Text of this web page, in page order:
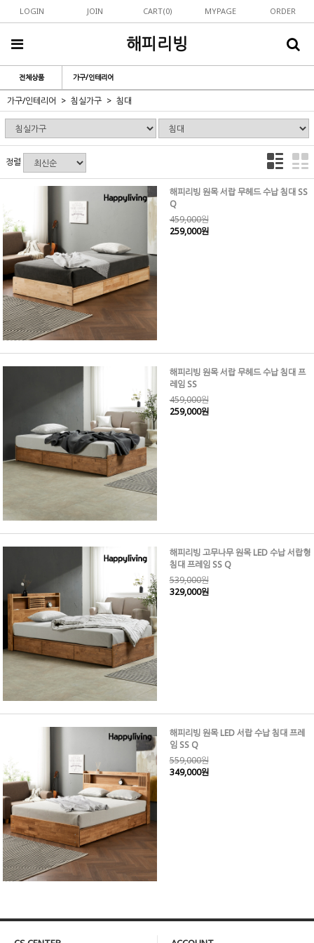
LOGIN JOIN CART(0) MYPAGE ORDER
해피리빙
전체상품 가구/인테리어
가구/인테리어 침실가구 침대
정렬
해피리빙 원목 서랍 무헤드 수납 침대 SS
Q
459,000원
259,000원
해피리빙 원목 서랍 무헤드 수납 침대 프
레임 SS
459,000원
259,000원
해피리빙 고무나무 원목 LED 수납 서랍형
침대 프레임 SS Q
539,000원
329,000원
해피리빙 원목 LED 서랍 수납 침대 프레
임 SS Q
559,000원
349,000원